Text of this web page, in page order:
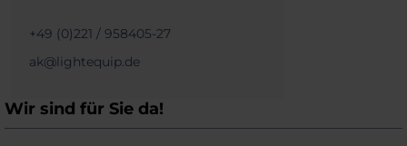
+49 (0)221 / 958405-27
ak@lightequip.de
Wir sind für Sie da!